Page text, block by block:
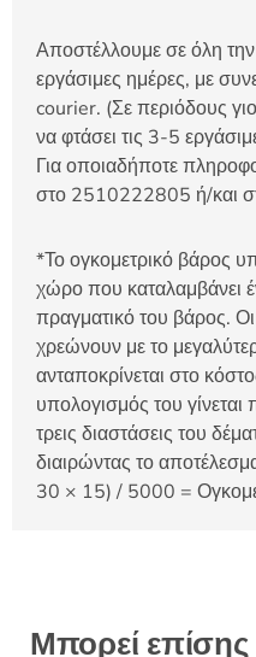
Αποστέλλουμε σε όλη
εργάσιμες ημέρες, με
courier. (Σε περιόδους
να φτάσει τις 3-5
Για οποιαδήποτε
στο 2510222805 ή/και
*Το ογκομετρικό βάρος
χώρο που καταλαμβάνει
πραγματικό του βάρος. Οι
χρεώνουν με το
ανταποκρίνεται στο
υπολογισμός του γίνεται
τρεις διαστάσεις του
διαιρώντας το
30 × 15) / 5000 =
Μπορεί